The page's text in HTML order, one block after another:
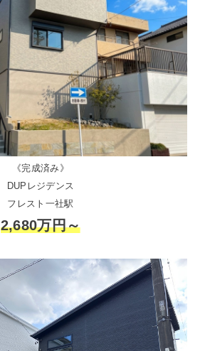
《完成済み》
DUPレジデンス
フレスト一社駅
2,680万円～